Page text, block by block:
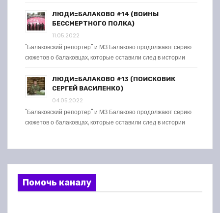
ЛЮДИ=БАЛАКОВО #14 (ВОИНЫ
БЕССМЕРТНОГО ПОЛКА)
11.05.2022
"Балаковский репортер" и МЗ Балаково продолжают серию
сюжетов о балаковцах, которые оставили след в истории
ЛЮДИ=БАЛАКОВО #13 (ПОИСКОВИК
СЕРГЕЙ ВАСИЛЕНКО)
04.05.2022
"Балаковский репортер" и МЗ Балаково продолжают серию
сюжетов о балаковцах, которые оставили след в истории
Помочь каналу